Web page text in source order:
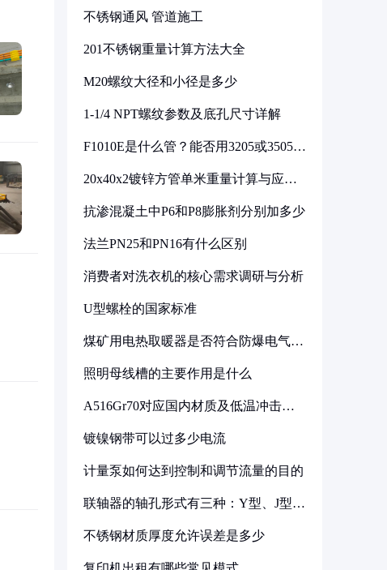
不锈钢通风 管道施工
201不锈钢重量计算方法大全
M20螺纹大径和小径是多少
1-1/4 NPT螺纹参数及底孔尺寸详解
F1010E是什么管？能否用3205或3505代
20x40x2镀锌方管单米重量计算与应用
抗渗混凝土中P6和P8膨胀剂分别加多少
法兰PN25和PN16有什么区别
消费者对洗衣机的核心需求调研与分析
U型螺栓的国家标准
煤矿用电热取暖器是否符合防爆电气设
照明母线槽的主要作用是什么
A516Gr70对应国内材质及低温冲击要
镀镍钢带可以过多少电流
计量泵如何达到控制和调节流量的目的
联轴器的轴孔形式有三种：Y型、J型、
不锈钢材质厚度允许误差是多少